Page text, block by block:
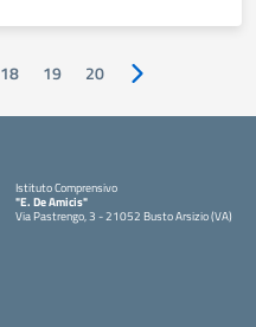
18 19 20 Pagina
Istituto Comprensivo
"E. De Amicis"
Via Pastrengo, 3 - 21052 Busto Arsizio (VA)